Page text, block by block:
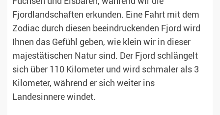
Fjordlandschaften erkunden. Eine Fahrt mit dem
Zodiac durch diesen beeindruckenden Fjord wird
Ihnen das Gefühl geben, wie klein wir in dieser
majestätischen Natur sind. Der Fjord schlängelt
sich über 110 Kilometer und wird schmaler als 3
Kilometer, während er sich weiter ins
Landesinnere windet.